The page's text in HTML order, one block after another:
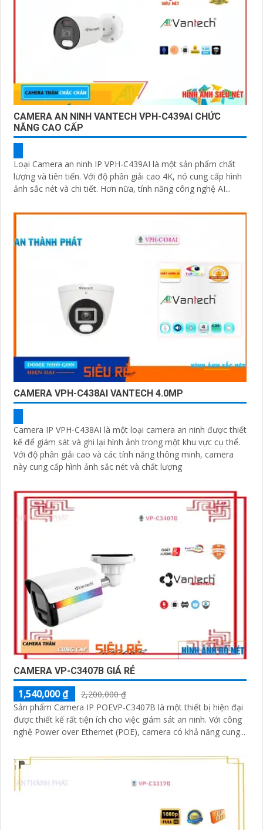
CAMERA AN NINH VANTECH VPH-C439AI CHỨC
NĂNG CAO CẤP
Loại Camera an ninh IP VPH-C439AI là một sản phẩm chất
lượng và tiên tiến. Với độ phân giải cao 4K, nó cung cấp hình
ảnh sắc nét và chi tiết. Hơn nữa, tính năng công nghệ AI...
CAMERA VPH-C438AI VANTECH 4.0MP
Camera IP VPH-C438AI là một loại camera an ninh được thiết
kế để giám sát và ghi lại hình ảnh trong một khu vực cụ thể.
Với độ phân giải cao và các tính năng thông minh, camera
này cung cấp hình ảnh sắc nét và chất lượng
CAMERA VP-C3407B GIÁ RẺ
1,540,000 ₫
2,200,000 ₫
Sản phẩm Camera IP POEVP-C3407B là một thiết bị hiện đại
được thiết kế rất tiện ích cho việc giám sát an ninh. Với công
nghệ Power over Ethernet (POE), camera có khả năng cung...